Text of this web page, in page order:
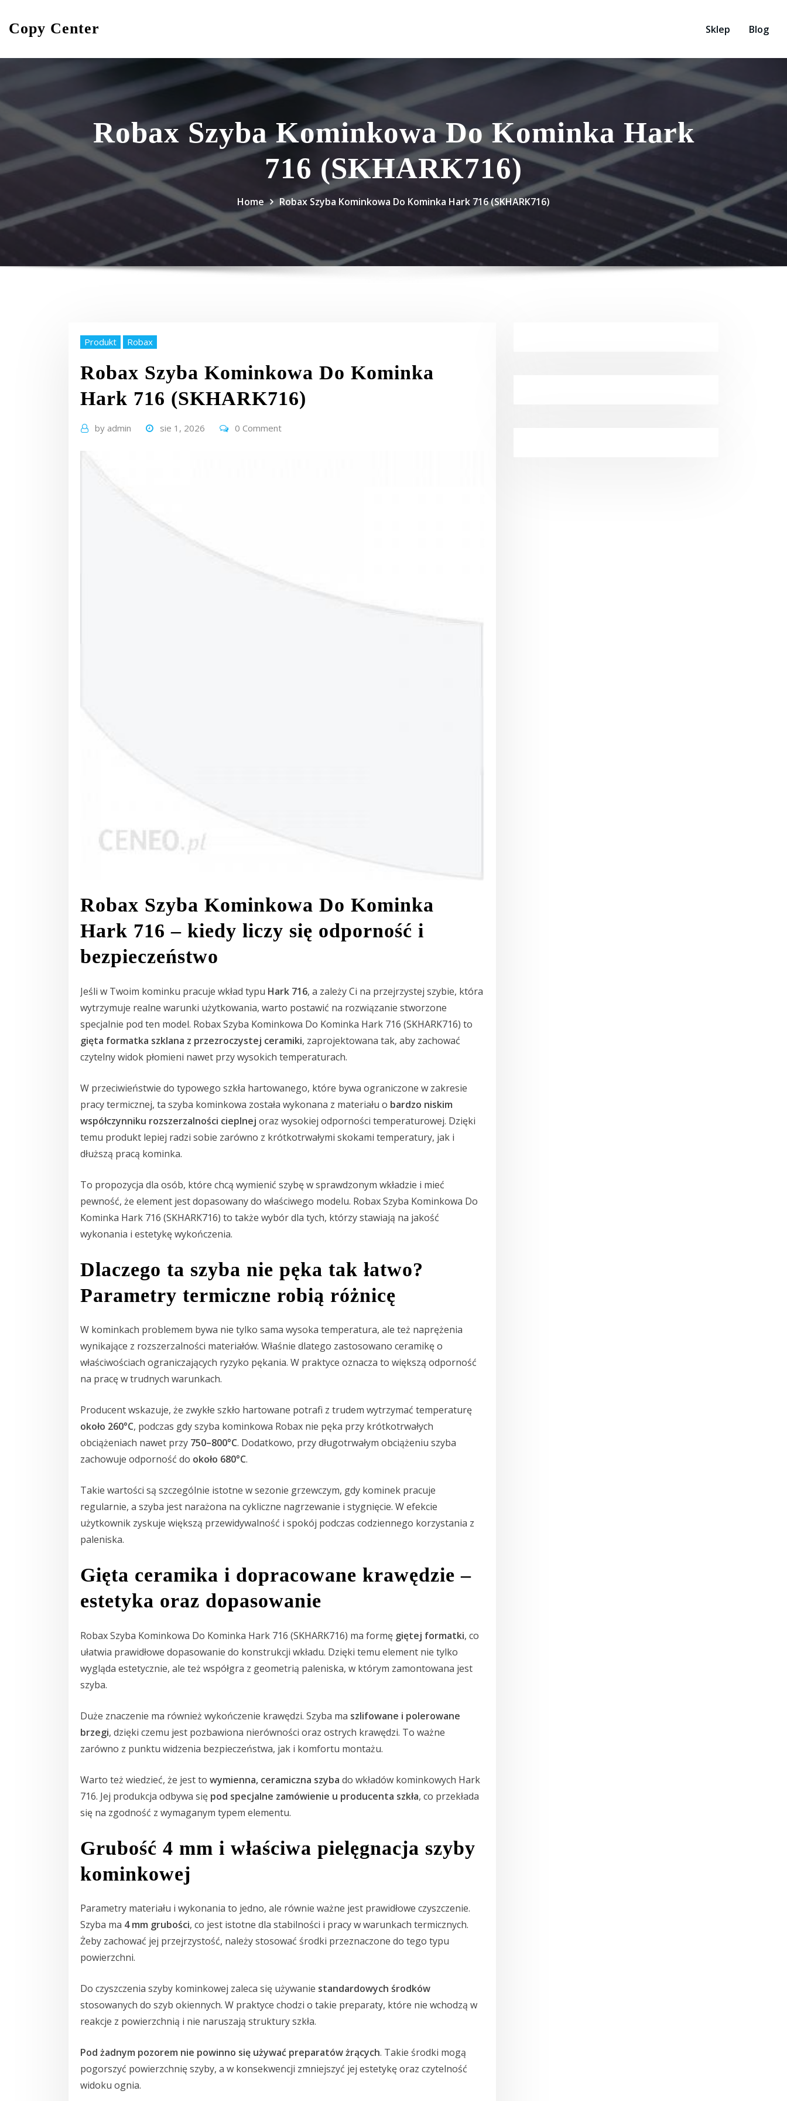
content
Copy Center Sklep Blog
Robax Szyba Kominkowa Do Kominka Hark
716 (SKHARK716)
Home Robax Szyba Kominkowa Do Kominka Hark 716 (SKHARK716)
Produkt Robax
Robax Szyba Kominkowa Do Kominka
Hark 716 (SKHARK716)
by admin sie 1, 2026 0 Comment
Robax Szyba Kominkowa Do Kominka
Hark 716 – kiedy liczy się odporność i
bezpieczeństwo
Jeśli w Twoim kominku pracuje wkład typu Hark 716, a zależy Ci na przejrzystej szybie, która
wytrzymuje realne warunki użytkowania, warto postawić na rozwiązanie stworzone
specjalnie pod ten model. Robax Szyba Kominkowa Do Kominka Hark 716 (SKHARK716) to
gięta formatka szklana z przezroczystej ceramiki, zaprojektowana tak, aby zachować
czytelny widok płomieni nawet przy wysokich temperaturach.
W przeciwieństwie do typowego szkła hartowanego, które bywa ograniczone w zakresie
pracy termicznej, ta szyba kominkowa została wykonana z materiału o bardzo niskim
współczynniku rozszerzalności cieplnej oraz wysokiej odporności temperaturowej. Dzięki
temu produkt lepiej radzi sobie zarówno z krótkotrwałymi skokami temperatury, jak i
dłuższą pracą kominka.
To propozycja dla osób, które chcą wymienić szybę w sprawdzonym wkładzie i mieć
pewność, że element jest dopasowany do właściwego modelu. Robax Szyba Kominkowa Do
Kominka Hark 716 (SKHARK716) to także wybór dla tych, którzy stawiają na jakość
wykonania i estetykę wykończenia.
Dlaczego ta szyba nie pęka tak łatwo?
Parametry termiczne robią różnicę
W kominkach problemem bywa nie tylko sama wysoka temperatura, ale też naprężenia
wynikające z rozszerzalności materiałów. Właśnie dlatego zastosowano ceramikę o
właściwościach ograniczających ryzyko pękania. W praktyce oznacza to większą odporność
na pracę w trudnych warunkach.
Producent wskazuje, że zwykłe szkło hartowane potrafi z trudem wytrzymać temperaturę
około 260°C, podczas gdy szyba kominkowa Robax nie pęka przy krótkotrwałych
obciążeniach nawet przy 750–800°C. Dodatkowo, przy długotrwałym obciążeniu szyba
zachowuje odporność do około 680°C.
Takie wartości są szczególnie istotne w sezonie grzewczym, gdy kominek pracuje
regularnie, a szyba jest narażona na cykliczne nagrzewanie i stygnięcie. W efekcie
użytkownik zyskuje większą przewidywalność i spokój podczas codziennego korzystania z
paleniska.
Gięta ceramika i dopracowane krawędzie –
estetyka oraz dopasowanie
Robax Szyba Kominkowa Do Kominka Hark 716 (SKHARK716) ma formę giętej formatki, co
ułatwia prawidłowe dopasowanie do konstrukcji wkładu. Dzięki temu element nie tylko
wygląda estetycznie, ale też współgra z geometrią paleniska, w którym zamontowana jest
szyba.
Duże znaczenie ma również wykończenie krawędzi. Szyba ma szlifowane i polerowane
brzegi, dzięki czemu jest pozbawiona nierówności oraz ostrych krawędzi. To ważne
zarówno z punktu widzenia bezpieczeństwa, jak i komfortu montażu.
Warto też wiedzieć, że jest to wymienna, ceramiczna szyba do wkładów kominkowych Hark
716. Jej produkcja odbywa się pod specjalne zamówienie u producenta szkła, co przekłada
się na zgodność z wymaganym typem elementu.
Grubość 4 mm i właściwa pielęgnacja szyby
kominkowej
Parametry materiału i wykonania to jedno, ale równie ważne jest prawidłowe czyszczenie.
Szyba ma 4 mm grubości, co jest istotne dla stabilności i pracy w warunkach termicznych.
Żeby zachować jej przejrzystość, należy stosować środki przeznaczone do tego typu
powierzchni.
Do czyszczenia szyby kominkowej zaleca się używanie standardowych środków
stosowanych do szyb okiennych. W praktyce chodzi o takie preparaty, które nie wchodzą w
reakcje z powierzchnią i nie naruszają struktury szkła.
Pod żadnym pozorem nie powinno się używać preparatów żrących. Takie środki mogą
pogorszyć powierzchnię szyby, a w konsekwencji zmniejszyć jej estetykę oraz czytelność
widoku ognia.